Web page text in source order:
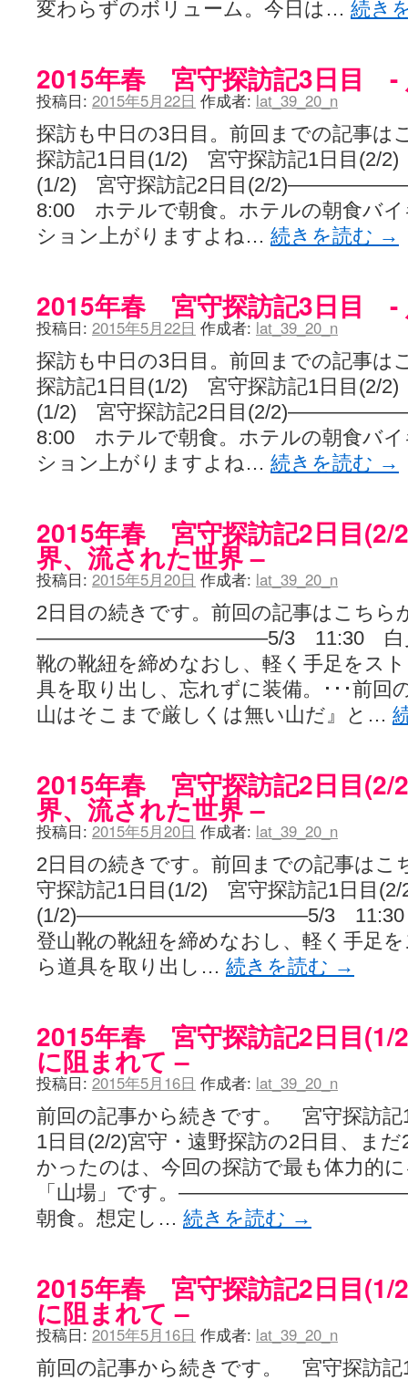
変わらずのボリューム。今日は… 続き
2015年春 宮守探訪記3日目 -
投稿日: 2015年5月22日 作成者: lat_39_20_n
探訪も中日の3日目。前回までの記事
探訪記1日目(1/2) 宮守探訪記1日目(2/
(1/2) 宮守探訪記2日目(2/
8:00 ホテルで朝食。ホテルの朝食バ
ション上がりますよね… 続きを読む →
2015年春 宮守探訪記3日目 -
投稿日: 2015年5月22日 作成者: lat_39_20_n
探訪も中日の3日目。前回までの記事
探訪記1日目(1/2) 宮守探訪記1日目(2/
(1/2) 宮守探訪記2日目(2/
8:00 ホテルで朝食。ホテルの朝食バ
ション上がりますよね… 続きを読む →
2015年春 宮守探訪記2日目
界、流された世界 –
投稿日: 2015年5月20日 作成者: lat_39_20_n
2日目の続きです。前回の記事はこちら
———————————–5/3 11:30 白見山
靴の靴紐を締めなおし、軽く手足をス
具を取り出し、忘れずに装備。･･･前回
山はそこまで厳しくは無い山だ』と…
2015年春 宮守探訪記2日目
界、流された世界 –
投稿日: 2015年5月20日 作成者: lat_39_20_n
2日目の続きです。前回までの記事は
守探訪記1日目(1/2) 宮守探訪記1日目
(1/2)———————————–5/3 11:30
登山靴の靴紐を締めなおし、軽く手足
ら道具を取り出し… 続きを読む →
2015年春 宮守探訪記2日目
に阻まれて –
投稿日: 2015年5月16日 作成者: lat_39_20_n
前回の記事から続きです。 宮守探訪
1日目(2/2)宮守・遠野探訪の2日目、ま
かったのは、今回の探訪で最も体力的
「山場」です。
朝食。想定し… 続きを読む →
2015年春 宮守探訪記2日目
に阻まれて –
投稿日: 2015年5月16日 作成者: lat_39_20_n
前回の記事から続きです。 宮守探訪